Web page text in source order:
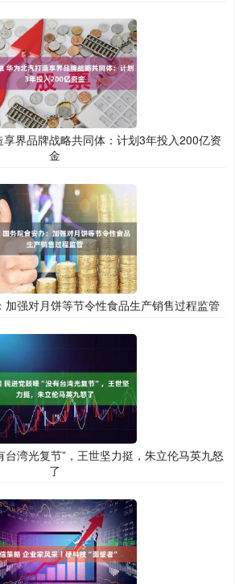
界品牌战略共同体：计划3年投入200亿资
金
强对月饼等节令性食品生产销售过程监管
台湾光复节”，王世坚力挺，朱立伦马英九怒
了